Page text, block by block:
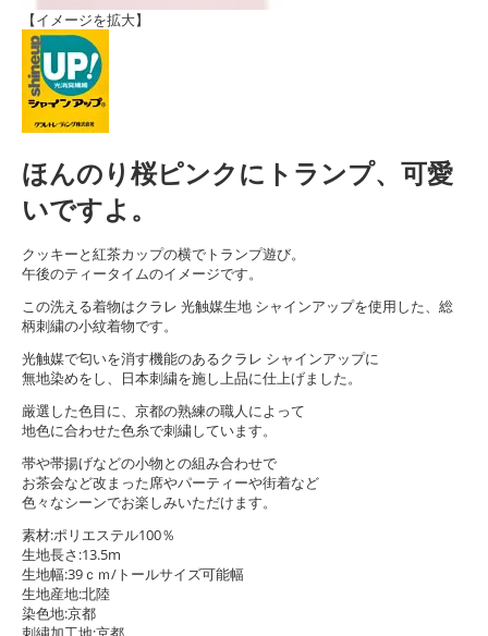
【イメージを拡大】
ほんのり桜ピンクにトランプ、可愛
いですよ。
クッキーと紅茶カップの横でトランプ遊び。
午後のティータイムのイメージです。
この洗える着物はクラレ 光触媒生地 シャインアップを使用した、総
柄刺繍の小紋着物です。
光触媒で匂いを消す機能のあるクラレ シャインアップに
無地染めをし、日本刺繍を施し上品に仕上げました。
厳選した色目に、京都の熟練の職人によって
地色に合わせた色糸で刺繍しています。
帯や帯揚げなどの小物との組み合わせで
お茶会など改まった席やパーティーや街着など
色々なシーンでお楽しみいただけます。
素材:ポリエステル100％
生地長さ:13.5m
生地幅:39ｃｍ/トールサイズ可能幅
生地産地:北陸
染色地:京都